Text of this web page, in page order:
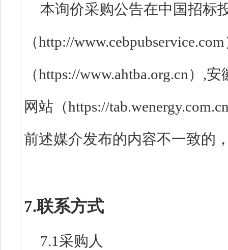
本询价采购公告在中国招标
（http://
（https://www.ahtba.org.cn）,
网站（https://
前述媒介发布的内容不一致的
7.联系方式
7.1采购人